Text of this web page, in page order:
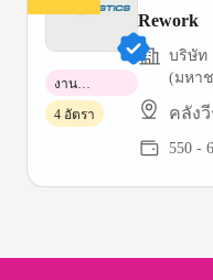
Rework
บริษัท
(มหา
คลัง
550 -
งาน
พาร์ทไทม์
4 อัตรา
of